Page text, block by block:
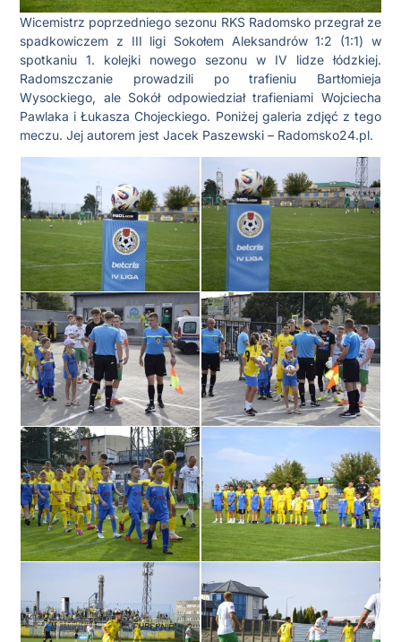
Wicemistrz poprzedniego sezonu RKS Radomsko przegrał ze
spadkowiczem z III ligi Sokołem Aleksandrów 1:2 (1:1) w
spotkaniu 1. kolejki nowego sezonu w IV lidze łódzkiej.
Radomszczanie prowadzili po trafieniu Bartłomieja
Wysockiego, ale Sokół odpowiedział trafieniami Wojciecha
Pawlaka i Łukasza Chojeckiego. Poniżej galeria zdjęć z tego
meczu. Jej autorem jest Jacek Paszewski – Radomsko24.pl.